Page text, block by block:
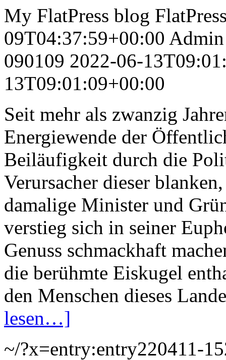
My FlatPress blog
09T04:37:59+00:00 Admin
090109 2022-06-
13T09:01:09+00:00
Seit mehr als zwanzig
Energiewende der
Beiläufigkeit durch die
Verursacher dieser
damalige Minister und
verstieg sich in seiner
Genuss schmackhaft
die berühmte Eiskugel
den Menschen dieses
lesen…]
~/?x=entry:entry220411-